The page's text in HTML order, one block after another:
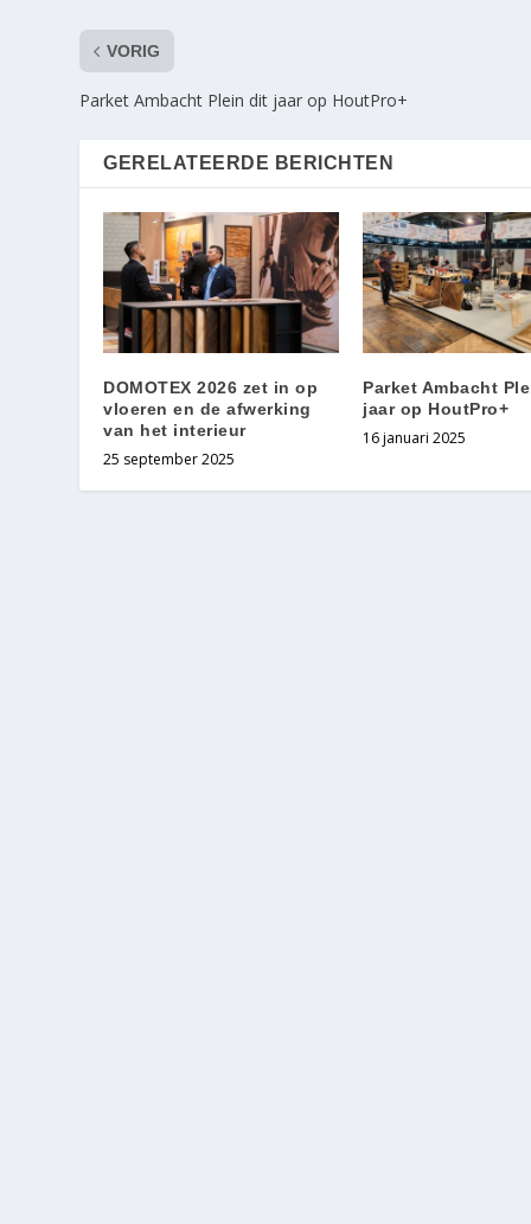
VORIG
Parket Ambacht Plein dit jaar op HoutPro+
GERELATEERDE BERICHTEN
DOMOTEX 2026 zet in op
vloeren en de afwerking
van het interieur
25 september 2025
Parket Ambacht
jaar op HoutPro+
16 januari 2025